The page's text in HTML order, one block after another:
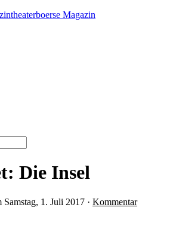
theaterboerse Magazin
Die Insel
Samstag, 1. Juli 2017 · Kommentar